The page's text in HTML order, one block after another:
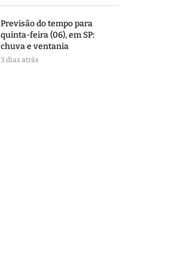
Previsão do tempo para
quinta-feira (06), em SP:
chuva e ventania
3 dias atrás